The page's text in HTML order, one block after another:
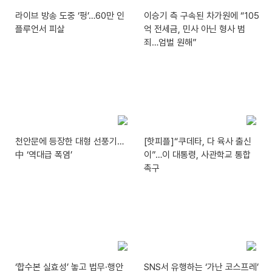
라이브 방송 도중 ‘펑’…60만 인
플루언서 피살
이승기 측 구속된 차가원에 “105
억 전세금, 민사 아닌 형사 범
죄…엄벌 원해”
천안문에 등장한 대형 선풍기…
中 ‘역대급 폭염’
[핫피플]“쿠데타, 다 육사 출신
이”…이 대통령, 사관학교 통합
촉구
‘합수본 실효성’ 놓고 법무·행안
SNS서 유행하는 ‘가난 코스프레’